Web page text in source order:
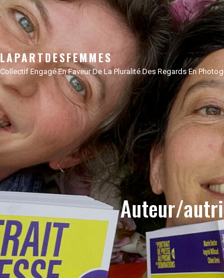
LAPARTDESFEMMES
Collectif Engagé En Faveur De La Pluralité Des Regards En
Auteur/